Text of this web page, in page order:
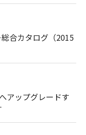
合カタログ（2015
アップグレードす